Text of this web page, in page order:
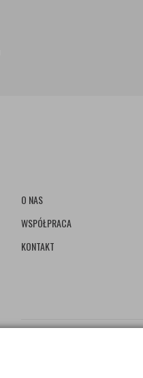
O NAS
WSPÓŁPRACA
KONTAKT